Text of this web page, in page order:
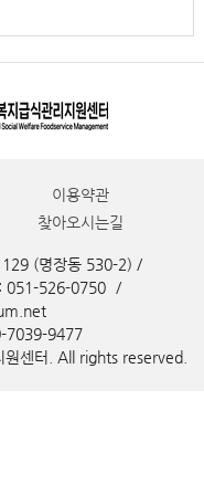
이용약관
찾아오시는길
129 (명장동 530-2) /
051-526-0750
/
7039-9477
센터. All rights reserved.